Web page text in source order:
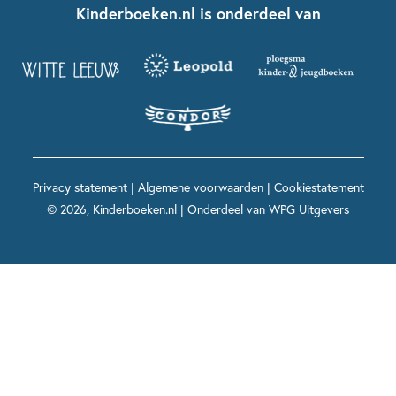
Kinderboeken diversiteit
Grappige kinderboeken
Spannende kinderboeken
Boekentips 12+ jaar
Voor volwassenen
Spekkie en Sproet
Maxi & Helium
Voor het onderwijs
Kinderboeken.nl is onderdeel van
Privacy statement| Algemene voorwaarden| Cookiestatement
© 2026, Kinderboeken.nl | Onderdeel van WPG Uitgevers